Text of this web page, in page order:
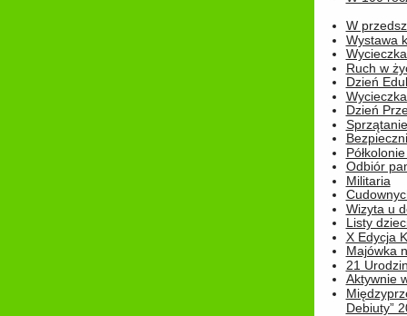
W
Wystawa
Ruch w
Dzień
Dzień
Odbiór
Militaria
Wizyta u
Listy
X Edycja
Majówka
21
Aktywnie
Debiuty”